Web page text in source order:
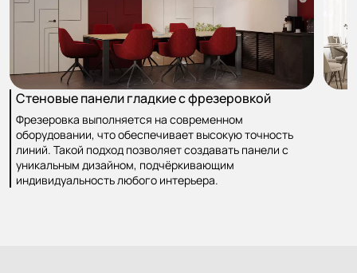
Стеновые панели гладкие с фрезеровкой
Фрезеровка выполняется на современном
оборудовании, что обеспечивает высокую точность
линий. Такой подход позволяет создавать панели с
уникальным дизайном, подчёркивающим
индивидуальность любого интерьера.